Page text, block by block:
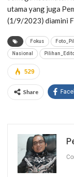
utama yang juga
(1/9/2023) diamini
Fokus
Nasional
529
Share